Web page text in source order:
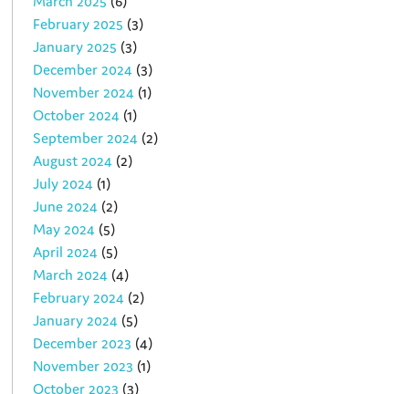
February 2025 (3)
January 2025 (3)
December 2024 (3)
November 2024 (1)
October 2024 (1)
September 2024 (2)
August 2024 (2)
July 2024 (1)
June 2024 (2)
May 2024 (5)
April 2024 (5)
March 2024 (4)
February 2024 (2)
January 2024 (5)
December 2023 (4)
November 2023 (1)
October 2023 (3)